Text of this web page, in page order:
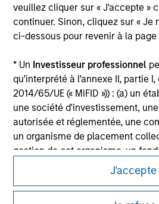
veuillez cliquer sur « J'accepte »
continuer. Sinon, cliquez sur « Je
ci-dessous pour revenir à la page
* Un Investisseur professionnel
qu’interprété à l’annexe II, partie
2014/65/UE (« MiFID »)) : (a) un
une société d'investissement,
autorisée et réglementée, une
un organisme de placement
gestion de cet organisme, un
société de gestion de ce fonds,
négociation de matières
dérivés sur matières premières
J'accepte
Morgan Stanley